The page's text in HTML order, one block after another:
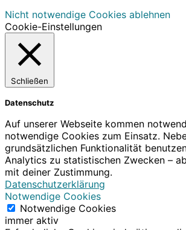
Nicht notwendige Cookies ablehnen
Cookie-Einstellungen
Schließen
Datenschutz
Auf unserer Webseite kommen
notwendige Cookies zum Einsatz.
grundsätzlichen Funktionalität
Analytics zu statistischen Zwecken –
mit deiner Zustimmung.
Datenschutzerklärung
Notwendige Cookies
Notwendige Cookies
immer aktiv